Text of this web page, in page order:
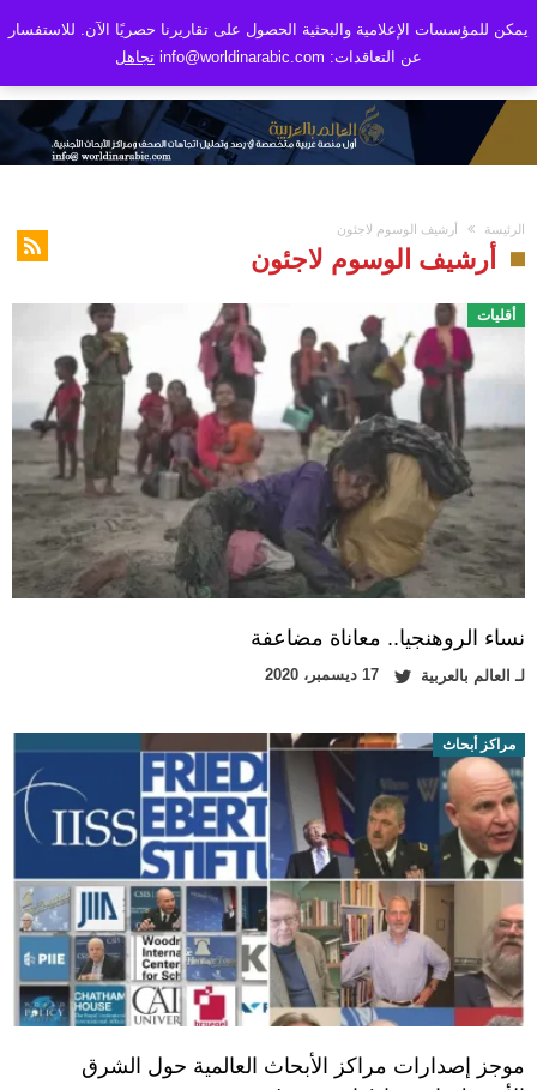
الرئيسة أرشيف الوسوم لاجئون
أرشيف الوسوم لاجئون
أقليات
نساء الروهنجيا.. معاناة مضاعفة
لـ العالم بالعربية 17 ديسمبر، 2020
مراكز أبحاث
موجز إصدارات مراكز الأبحاث العالمية حول الشرق
يمكن للمؤسسات الإعلامية والبحثية الحصول على تقاريرنا حصريًا الآن. للاستفسار
عن التعاقدات: info@worldinarabic.com
تجاهل